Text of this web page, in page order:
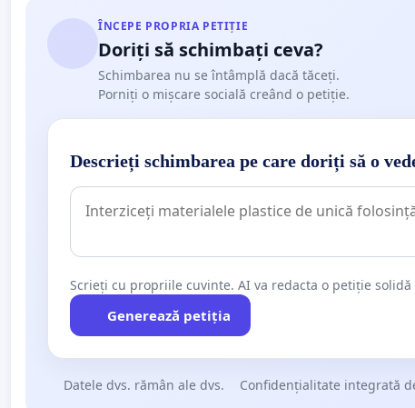
ÎNCEPE PROPRIA PETIȚIE
Doriți să schimbați ceva?
Schimbarea nu se întâmplă dacă tăceți.
Porniți o mișcare socială creând o petiție.
Descrieți schimbarea pe care doriți să o
Scrieți cu propriile cuvinte. AI va redacta o petiție
Generează petiția
Datele dvs. rămân ale dvs. Confidențialitate integrată